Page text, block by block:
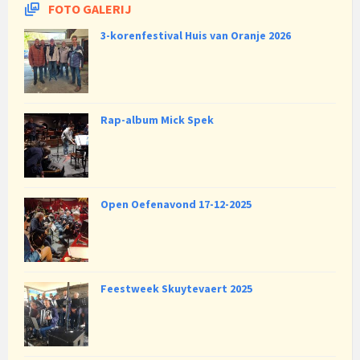
FOTO GALERIJ
3-korenfestival Huis van Oranje 2026
Rap-album Mick Spek
Open Oefenavond 17-12-2025
Feestweek Skuytevaert 2025